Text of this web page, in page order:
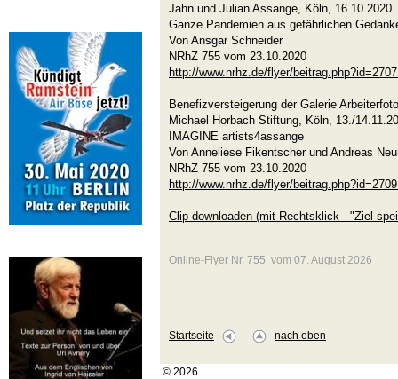
Jahn und Julian Assange, Köln, 16.10.2020
Ganze Pandemien aus gefährlichen
Von Ansgar Schneider
NRhZ 755 vom 23.10.2020
http://www.nrhz.de/flyer/
Benefizversteigerung der Galerie
Michael Horbach Stiftung, Köln, 13./
IMAGINE artists4assange
Von Anneliese Fikentscher und Andreas
NRhZ 755 vom 23.10.2020
http://www.nrhz.de/flyer/
Clip downloaden (mit Rechtsklick - "Ziel
Online-Flyer Nr. 755 vom 07. August 2026
Startseite nach oben
© 2026